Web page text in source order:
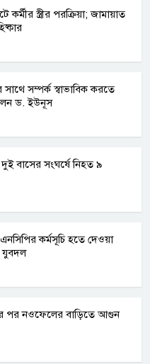
কর্মীর স্ত্রীর পরক্রিয়া; জামায়াত
সম্পর্ক স্বাভাবিক করতে
ড. ইউনূস
বাসের সংঘর্ষে নিহত ৯
কর্মসূচি হতে দেওয়া
যুবদল
পর নওফেলের বাড়িতে আগুন